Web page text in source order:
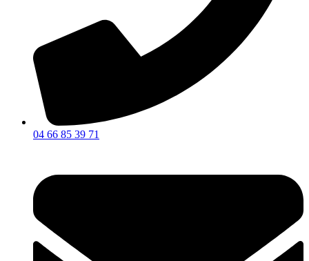
04 66 85 39 71